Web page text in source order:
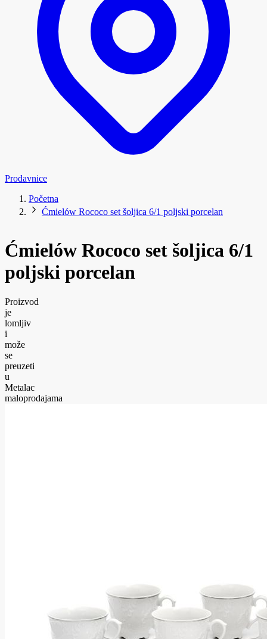
Prodavnice
Početna
Ćmielów Rococo set šoljica 6/1 poljski porcelan
Ćmielów Rococo set šoljica 6/1
poljski porcelan
Proizvod
je
lomljiv
i
može
se
preuzeti
u
Metalac
maloprodajama